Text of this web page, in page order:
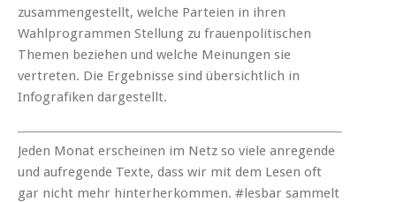
zusammengestellt, welche Parteien in ihren
Wahlprogrammen Stellung zu frauenpolitischen
Themen beziehen und welche Meinungen sie
vertreten. Die Ergebnisse sind übersichtlich in
Infografiken dargestellt.
Jeden Monat erscheinen im Netz so viele anregende
und aufregende Texte, dass wir mit dem Lesen oft
gar nicht mehr hinterherkommen. #lesbar sammelt